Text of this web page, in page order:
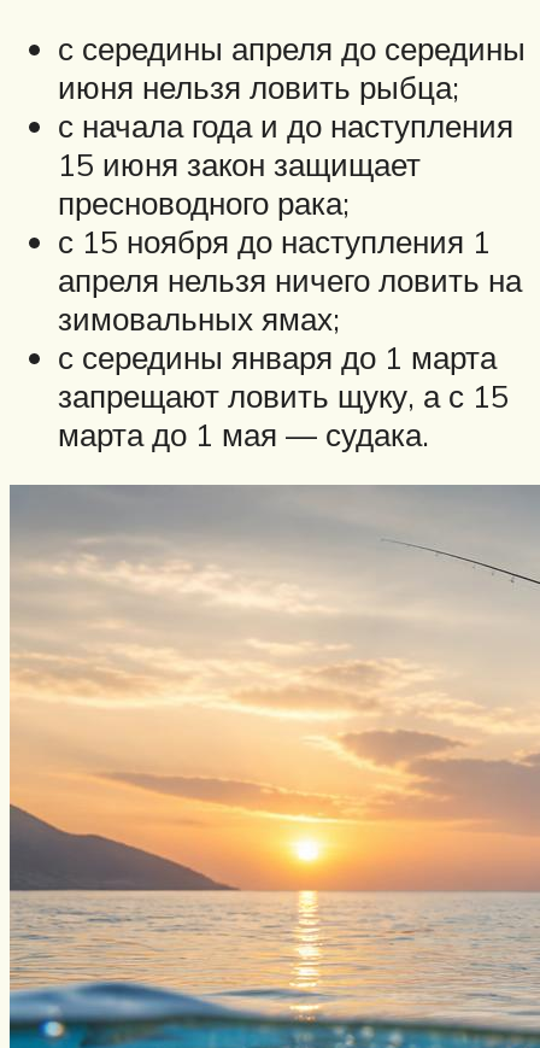
с середины апреля до середины
июня нельзя ловить рыбца;
с начала года и до наступления
15 июня закон защищает
пресноводного рака;
с 15 ноября до наступления 1
апреля нельзя ничего ловить на
зимовальных ямах;
с середины января до 1 марта
запрещают ловить щуку, а с 15
марта до 1 мая — судака.